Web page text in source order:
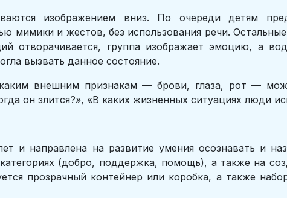
изображением вниз. По очереди детям
и жестов, без использования речи.
отворачивается, группа изображает эмоцию, а
вызвать данное состояние.
внешним признакам — брови, глаза, рот —
он злится?», «В каких жизненных ситуациях люди
и направлена на развитие умения осознавать и
(добро, поддержка, помощь), а также на
прозрачный контейнер или коробка, а также